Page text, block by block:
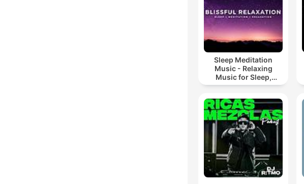
Sleep Meditation
Music - Relaxing
Music for Sleep,
Meditation &